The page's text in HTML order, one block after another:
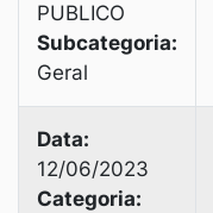
PUBLICO
Subcategoria:
Geral
Data:
12/06/2023
Categoria: